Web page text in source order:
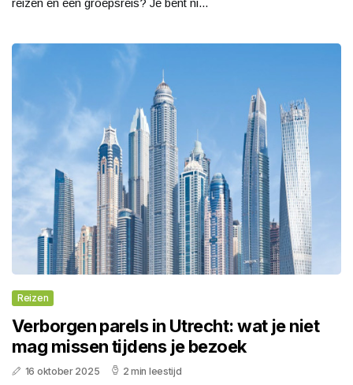
reizen en een groepsreis? Je bent ni...
Reizen
Verborgen parels in Utrecht: wat je niet
mag missen tijdens je bezoek
16 oktober 2025 2 min leestijd